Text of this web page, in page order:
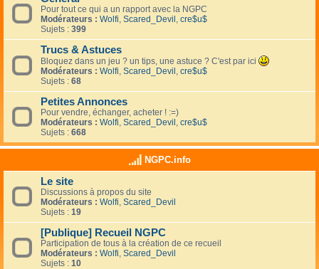
Pour tout ce qui a un rapport avec la NGPC
Modérateurs : Wolfi, Scared_Devil , cre$u$
Sujets : 399
Trucs & Astuces
Bloquez dans un jeu ? un tips, une astuce ? C'est par ici
Modérateurs : Wolfi, Scared_Devil , cre$u$
Sujets : 68
Petites Annonces
Pour vendre, échanger, acheter ! :=)
Modérateurs : Wolfi, Scared_Devil , cre$u$
Sujets : 668
NGPC.info
Le site
Discussions à propos du site
Modérateurs : Wolfi, Scared_Devil
Sujets : 19
[Publique] Recueil NGPC
Participation de tous à la création de ce recueil
Modérateurs : Wolfi, Scared_Devil
Sujets : 10